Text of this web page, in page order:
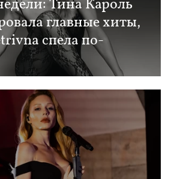
Тина Кароль
главные хиты,
спела по-